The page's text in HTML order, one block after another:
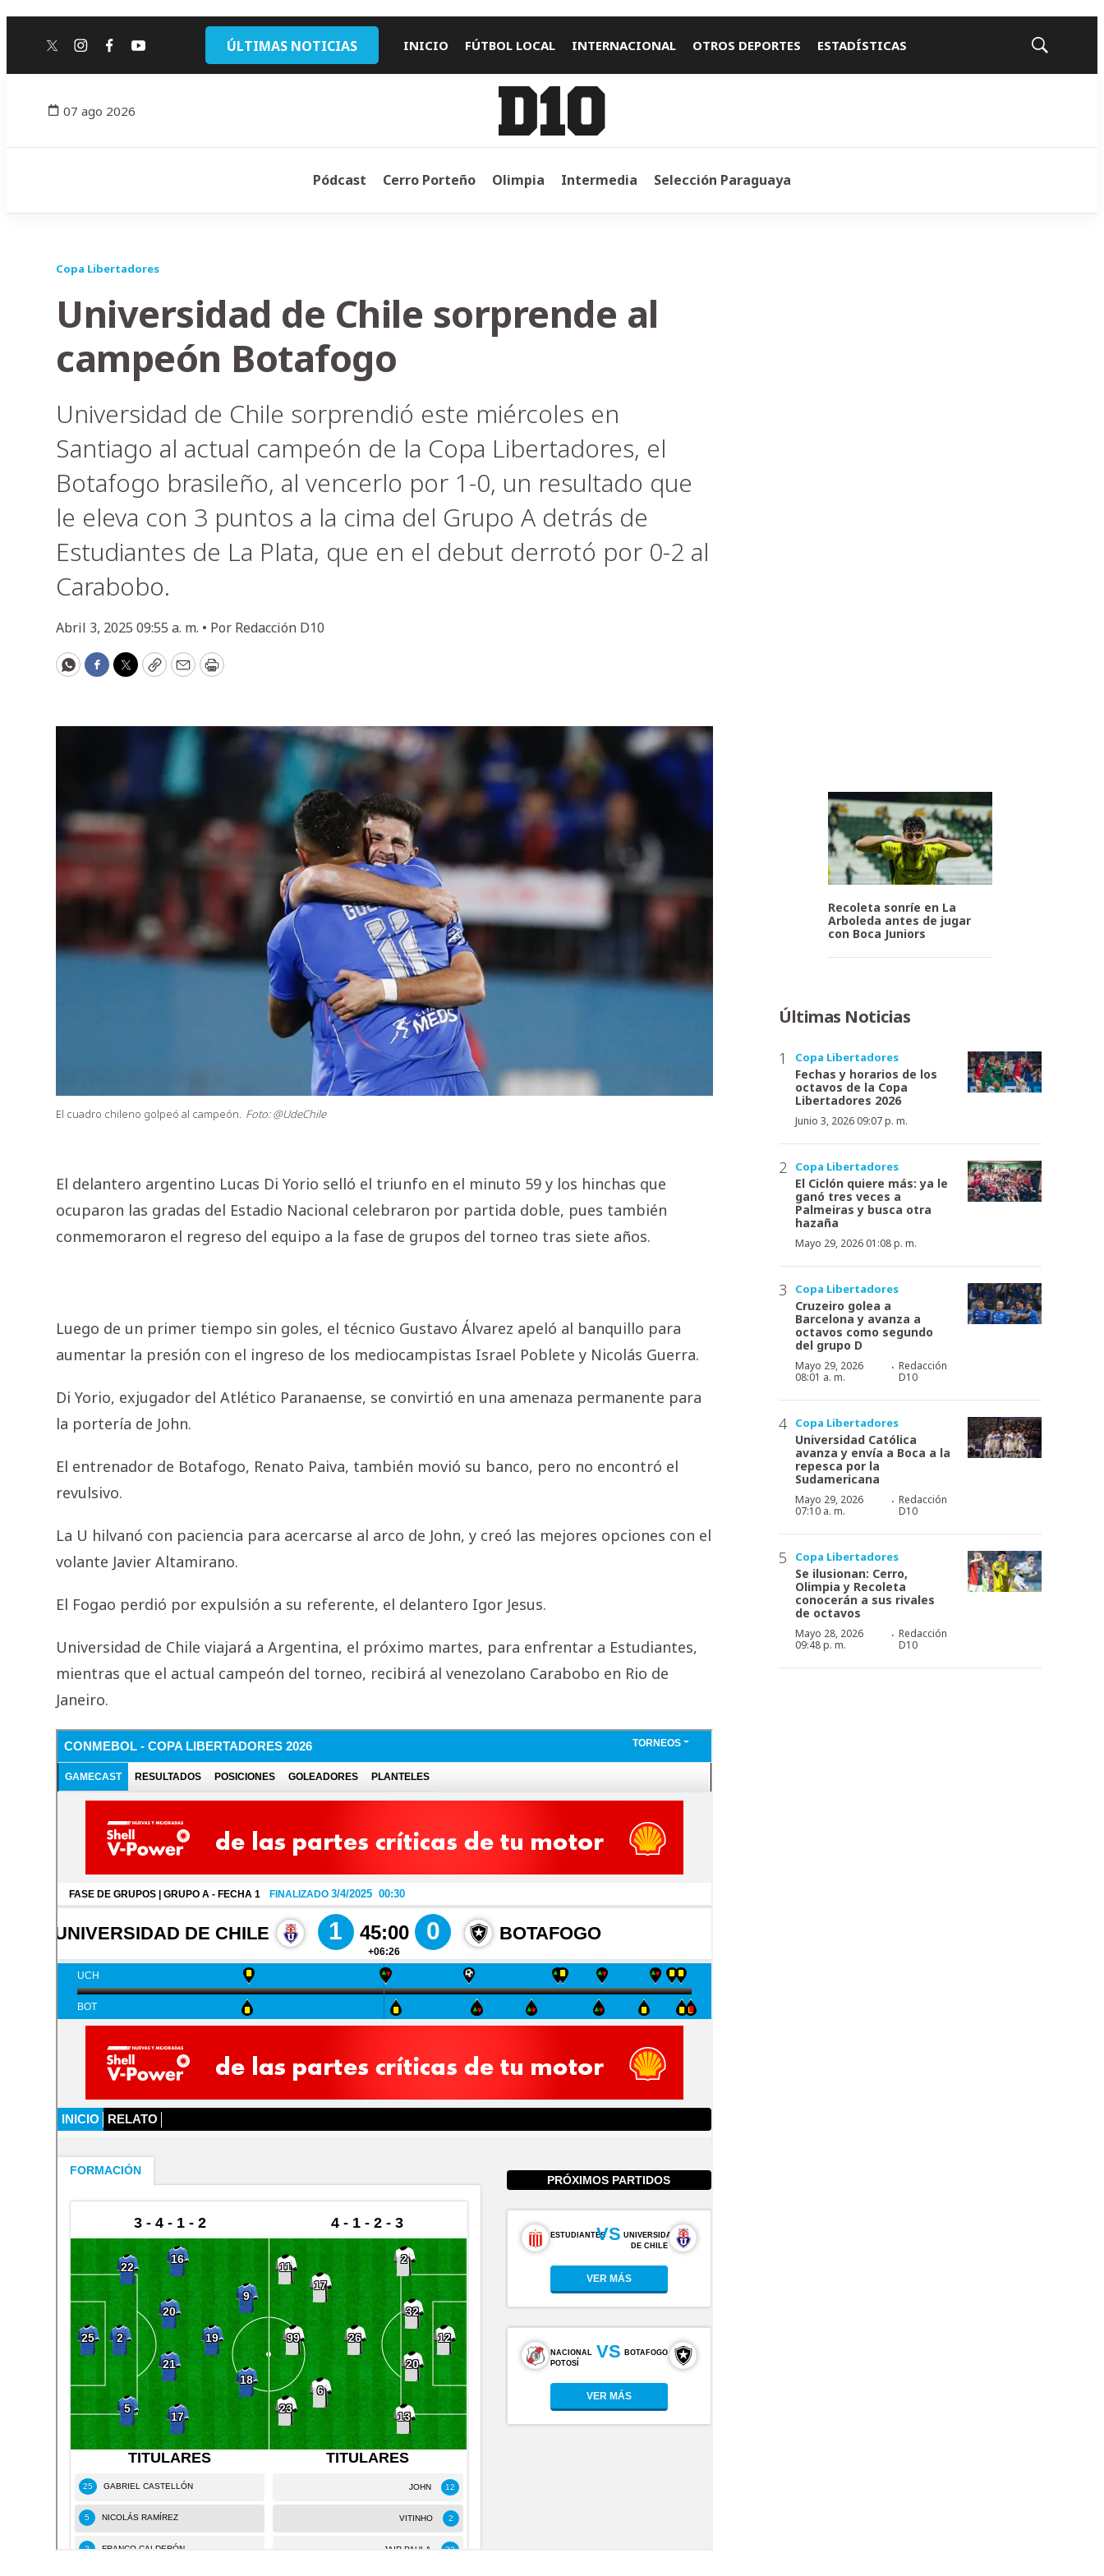
twitterinstagram
facebook
youtube ÚLTIMAS NOTICIAS INICIO FÚTBOL LOCAL INTERNACIONAL OTROS DEPORTES ESTADÍSTICAS
Mostrar
07 ago 2026
Pódcast Cerro Porteño Olimpia Intermedia Selección Paraguaya
Copa Libertadores
Universidad de Chile sorprende al
campeón Botafogo
Universidad de Chile sorprendió este miércoles en
Santiago al actual campeón de la Copa Libertadores, el
Botafogo brasileño, al vencerlo por 1-0, un resultado que
le eleva con 3 puntos a la cima del Grupo A detrás de
Estudiantes de La Plata, que en el debut derrotó por 0-2 al
Carabobo.
Abril 3, 2025 09:55 a. m. • Por Redacción D10
WhatsApp
Facebook
Twitter
CopyEmailPrint
El cuadro chileno golpeó al campeón. Foto: @UdeChile
El delantero argentino Lucas Di Yorio selló el triunfo en el minuto 59 y los hinchas que
ocuparon las gradas del Estadio Nacional celebraron por partida doble, pues también
conmemoraron el regreso del equipo a la fase de grupos del torneo tras siete años.
Luego de un primer tiempo sin goles, el técnico Gustavo Álvarez apeló al banquillo para
aumentar la presión con el ingreso de los mediocampistas Israel Poblete y Nicolás Guerra.
Di Yorio, exjugador del Atlético Paranaense, se convirtió en una amenaza permanente para
la portería de John.
El entrenador de Botafogo, Renato Paiva, también movió su banco, pero no encontró el
revulsivo.
La U hilvanó con paciencia para acercarse al arco de John, y creó las mejores opciones con el
volante Javier Altamirano.
El Fogao perdió por expulsión a su referente, el delantero Igor Jesus.
Universidad de Chile viajará a Argentina, el próximo martes, para enfrentar a Estudiantes,
mientras que el actual campeón del torneo, recibirá al venezolano Carabobo en Rio de
Janeiro.
Recoleta sonríe en La
Arboleda antes de jugar
con Boca Juniors
Últimas Noticias
Copa Libertadores
Fechas y horarios de los
octavos de la Copa
Libertadores 2026
Junio 3, 2026 09:07 p. m.
Copa Libertadores
El Ciclón quiere más: ya le
ganó tres veces a
Palmeiras y busca otra
hazaña
Mayo 29, 2026 01:08 p. m.
Copa Libertadores
Cruzeiro golea a
Barcelona y avanza a
octavos como segundo
del grupo D
Mayo 29, 2026
08:01 a. m.
· Redacción
D10
Copa Libertadores
Universidad Católica
avanza y envía a Boca a la
repesca por la
Sudamericana
Mayo 29, 2026
07:10 a. m.
· Redacción
D10
Copa Libertadores
Se ilusionan: Cerro,
Olimpia y Recoleta
conocerán a sus rivales
de octavos
Mayo 28, 2026
09:48 p. m.
· Redacción
D10